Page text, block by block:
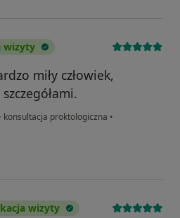
wizyty
miły człowiek,
konsultacja proktologiczna •
wizyty